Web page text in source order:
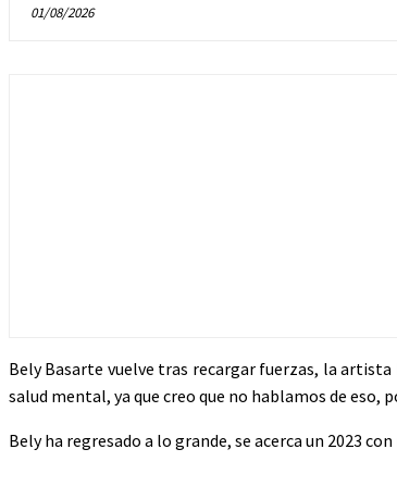
01/08/2026
Bely Basarte vuelve tras recargar fuerzas, la
salud mental, ya que creo que no hablamos de eso,
Bely ha regresado a lo grande, se acerca un 2023